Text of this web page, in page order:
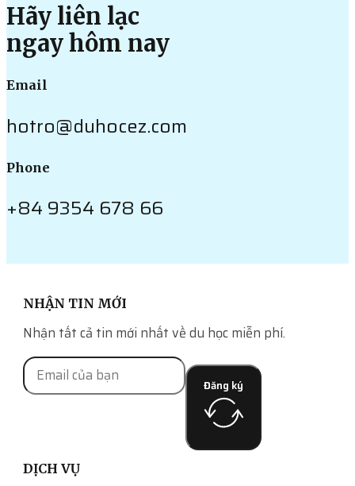
Hãy liên lạc
ngay hôm nay
Email
hotro@duhocez.com
Phone
+84 9354 678 66
NHẬN TIN MỚI
Nhận tất cả tin mới nhất về du học miễn phí.
Đăng ký
DỊCH VỤ